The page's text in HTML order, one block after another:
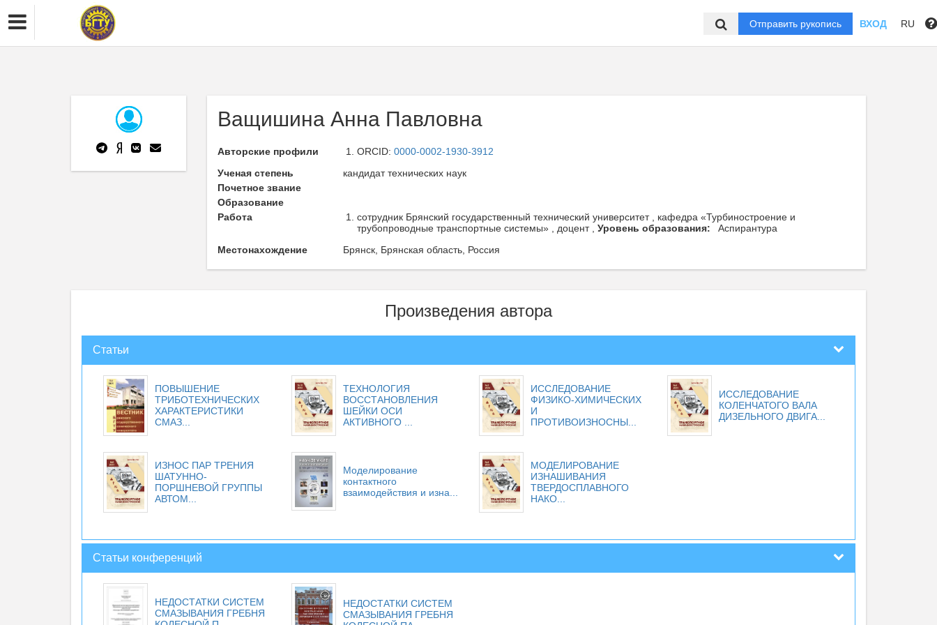
Отправить рукопись ВХОД RU
Ващишина Анна Павловна
Авторские профили ORCID: 0000-0002-1930-3912
Ученая степень
кандидат технических наук
Почетное звание
Образование
Работа
сотрудник Брянский государственный технический университет , кафедра «Турбиностроение и
трубопроводные транспортные системы» , доцент , Уровень образования:
Аспирантура
Местонахождение
Брянск, Брянская область, Россия
Произведения автора
Статьи
ПОВЫШЕНИЕ
ТРИБОТЕХНИЧЕСКИХ
ХАРАКТЕРИСТИКИ
СМАЗ...
ТЕХНОЛОГИЯ
ВОССТАНОВЛЕНИЯ
ШЕЙКИ ОСИ
АКТИВНОГО ...
ИССЛЕДОВАНИЕ
ФИЗИКО-ХИМИЧЕСКИХ
И
ПРОТИВОИЗНОСНЫ...
ИССЛЕДОВАНИЕ
КОЛЕНЧАТОГО ВАЛА
ДИЗЕЛЬНОГО ДВИГА...
ИЗНОС ПАР ТРЕНИЯ
ШАТУННО-
ПОРШНЕВОЙ ГРУППЫ
АВТОМ...
Моделирование
контактного
взаимодействия и изна...
МОДЕЛИРОВАНИЕ
ИЗНАШИВАНИЯ
ТВЕРДОСПЛАВНОГО
НАКО...
Статьи конференций
НЕДОСТАТКИ СИСТЕМ
СМАЗЫВАНИЯ ГРЕБНЯ
НЕДОСТАТКИ СИСТЕМ
СМАЗЫВАНИЯ ГРЕБНЯ